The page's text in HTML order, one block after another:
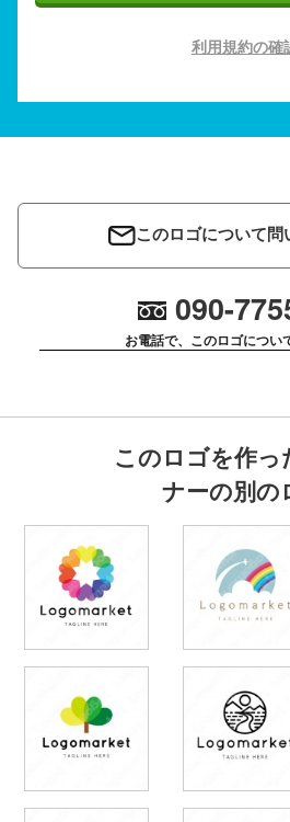
利用規約の確
このロゴについて問
090-
お電話で、このロゴについ
このロゴを作っ
ナーの別の